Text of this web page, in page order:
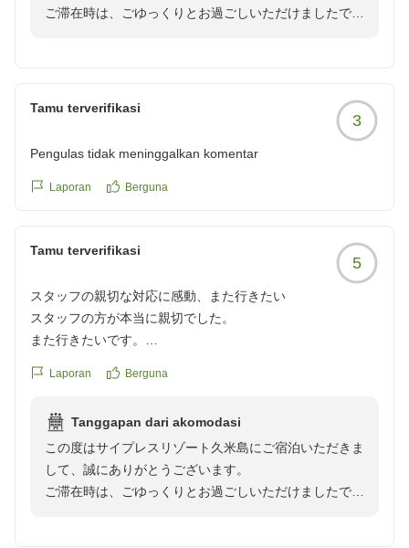
ご滞在時は、ごゆっくりとお過ごしいただけましたでし
す。久米島の食材や沖縄らしさを大事に、シェフが厳選
した新鮮なものを使用したお料理をご提供しておりま
す。スパークリングワインとともに優雅なリゾート地の
海と空を独り占めできる空間をご提供しております。時
間帯によって移り変わる風景をお楽しみいただけます。
最後になりましたが、この度は貴重なご意見をお寄せい
ただきましてありがとうございました。
またのご来島・ご来館を心よりお待ちしております。
Tamu terverifikasi
3
Pengulas tidak meninggalkan komentar
Laporan Berguna
Tamu terverifikasi
5
スタッフの親切な対応に感動、また行きたい
スタッフの方が本当に親切でした。
また行きたいです。
https://review.travel.rakuten.co.jp/hotel/voice/65975?
Laporan Berguna
Tanggapan dari akomodasi
この度はサイプレスリゾート久米島にご宿泊いただきま
して、誠にありがとうございます。
ご滞在時は、ごゆっくりとお過ごしいただけましたでし